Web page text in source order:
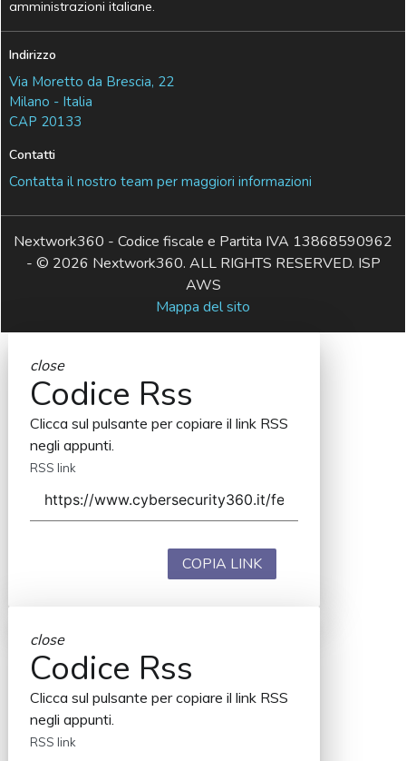
amministrazioni italiane.
Indirizzo
Via Moretto da Brescia, 22
Milano - Italia
CAP 20133
Contatti
Contatta il nostro team per maggiori informazioni
Nextwork360 - Codice fiscale e Partita IVA 13868590962
- © 2026 Nextwork360. ALL RIGHTS RESERVED. ISP
AWS
Mappa del sito
close
Codice Rss
Clicca sul pulsante per copiare il link RSS
negli appunti.
RSS link
COPIA LINK
close
Codice Rss
Clicca sul pulsante per copiare il link RSS
negli appunti.
RSS link